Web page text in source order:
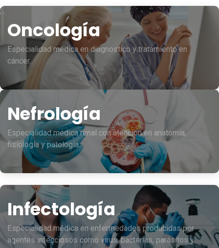
Oncología
Especialidad médica en diagnostico y tratamiento en
cáncer.
Nefrología
Especialidad médica renal con atención en anatomía,
fisiología y patología.
Infectología
Especialidad médica en enfermedades producidas por
agentes infecciosos como virus, bacterias, parásitos y